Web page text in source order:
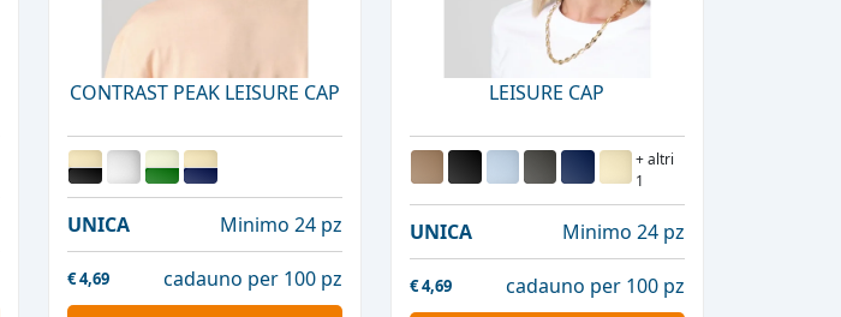
CONTRAST PEAK LEISURE CAP
UNICA Minimo 24 pz
€4,69
cadauno per 100 pz
LEISURE CAP
+ altri
1
UNICA Minimo 24 pz
€4,69
cadauno per 100 pz